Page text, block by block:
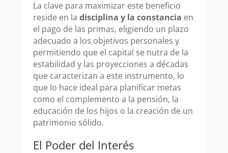
La clave para maximizar este beneficio
reside en la disciplina y la constancia en
el pago de las primas, eligiendo un plazo
adecuado a los objetivos personales y
permitiendo que el capital se nutra de la
estabilidad y las proyecciones a décadas
que caracterizan a este instrumento, lo
que lo hace ideal para planificar metas
como el complemento a la pensión, la
educación de los hijos o la creación de un
patrimonio sólido.
El Poder del Interés